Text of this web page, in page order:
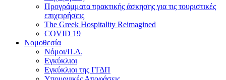
Προγράμματα πρακτικής άσκησης για τις τουριστικές
επιχειρήσεις
The Greek Hospitality Reimagined
COVID 19
Νομοθεσία
Νόμοι/Π.Δ.
Εγκύκλιοι
Εγκύκλιοι της ΓΓΔΠ